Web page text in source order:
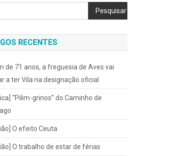
Pesquisar
RECENTES
de 71 anos, a freguesia de Aves vai
a ter Vila na designação oficial
“Pilim-grinos” do Caminho de
O efeito Ceuta
O trabalho de estar de férias